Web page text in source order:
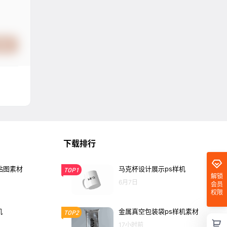
解锁
会员
权限
图素材
下载排行
TOP1 马克杯设计展示ps样机
6月7日
TOP2 金属真空包装袋ps样机素材
17小时前